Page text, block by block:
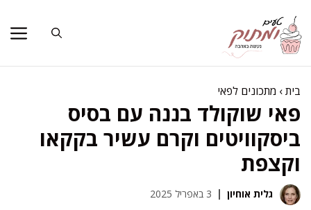
לתוכן
בית› מתכונים לפאי
פאי שוקולד בננה עם בסיס
ביסקוויטים וקרם עשיר בקקאו
וקצפת
גלית אוחיון 3 באפריל 2025